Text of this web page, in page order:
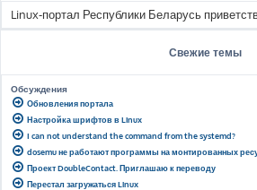
Linux-портал Республики Беларусь
Свежие темы
Обсуждения
Обновления портала
Настройка шрифтов в Linux
I can not understand the command from the systemd?
dosemu не работают программы на монтированных
Проект DoubleContact. Приглашаю к переводу
Перестал загружаться Linux